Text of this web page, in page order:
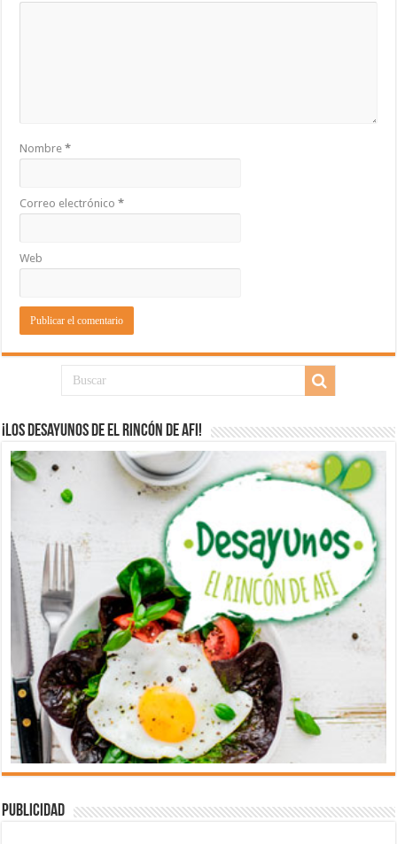
Nombre*
Correo electrónico*
Web
¡Los desayunos de El Rincón de Afi!
Publicidad